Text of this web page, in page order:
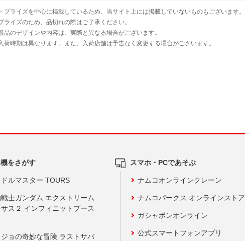
をさがす
ルマスター TOURS
士ガンダム エクストリーム
ス２ インフィニットブース
ョの奇妙な冒険 ラストサバ
スマホ・PCであそぶ
ナムコオンラインクレーン
ナムコパークス オンラインストア
ガシャポンオンライン
公式スマートフォンアプリ